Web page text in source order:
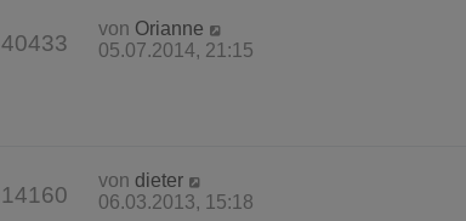
40433
von Orianne
05.07.2014, 21:15
14160
von dieter
06.03.2013, 15:18